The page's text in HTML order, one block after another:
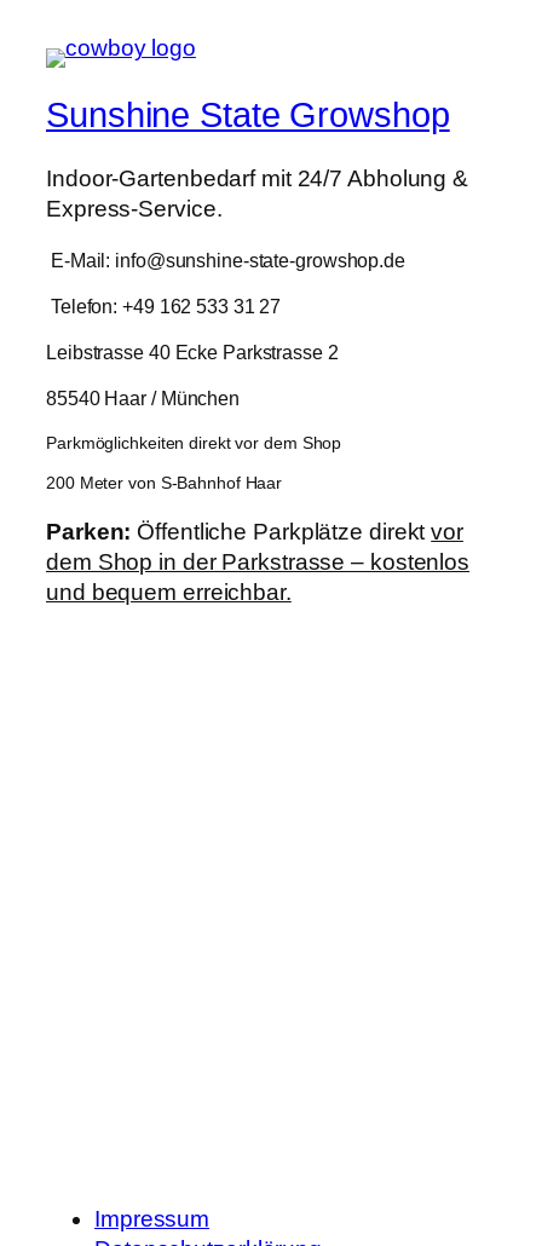
Sunshine State Growshop
Indoor-Gartenbedarf mit 24/7 Abholung &
Express-Service.
E-Mail: info@sunshine-state-growshop.de
Telefon: +49 162 533 31 27
Leibstrasse 40 Ecke Parkstrasse 2
85540 Haar / München
Parkmöglichkeiten direkt vor dem Shop
200 Meter von S-Bahnhof Haar
Parken: Öffentliche Parkplätze direktvor
dem Shop in der Parkstrasse – kostenlos
und bequem erreichbar.
Impressum